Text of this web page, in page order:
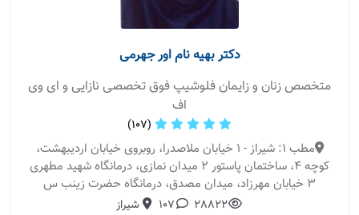
دکتر بهیه نام اور جهرمی
متخصص زنان و زایمان فلوشیپ فوق تخصصی نازایی و ای وی
اف
(107)
مطب 1: شیراز - 1 خیابان ملاصدرا، روبروی خیابان اردیبهشت،
کوچه 4، ساختمان پاستور 2 میدان نمازی، درمانگاه شهید مطهری
3 خیابان مهرزاد، میدان مصدق، درمانگاه حضرت زینب س
28822
107 شیراز